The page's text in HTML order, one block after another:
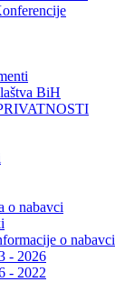
BiH
o nabavci
o nabavci
- 2026
- 2022